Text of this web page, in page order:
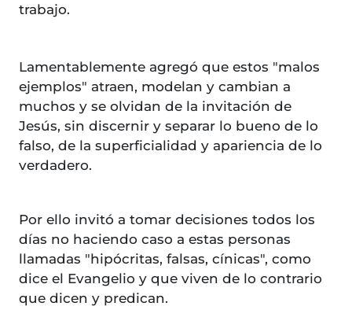
trabajo.
Lamentablemente agregó que estos "malos
ejemplos" atraen, modelan y cambian a
muchos y se olvidan de la invitación de
Jesús, sin discernir y separar lo bueno de lo
falso, de la superficialidad y apariencia de lo
verdadero.
Por ello invitó a tomar decisiones todos los
días no haciendo caso a estas personas
llamadas "hipócritas, falsas, cínicas", como
dice el Evangelio y que viven de lo contrario
que dicen y predican.